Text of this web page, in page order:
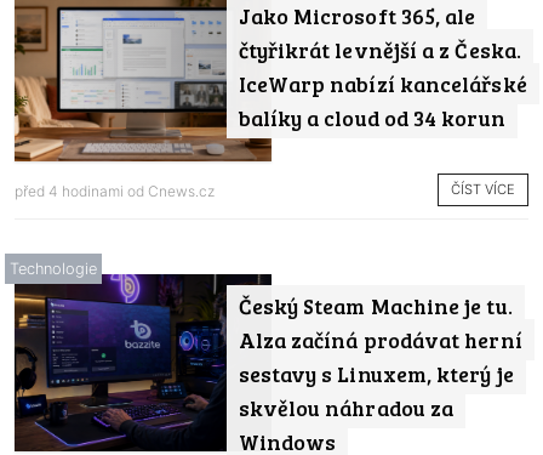
Jako Microsoft 365, ale
čtyřikrát levnější a z Česka.
IceWarp nabízí kancelářské
balíky a cloud od 34 korun
před 4 hodinami od Cnews.cz ČÍST VÍCE
Český Steam Machine je tu.
Alza začíná prodávat herní
sestavy s Linuxem, který je
skvělou náhradou za
Windows
Technologie